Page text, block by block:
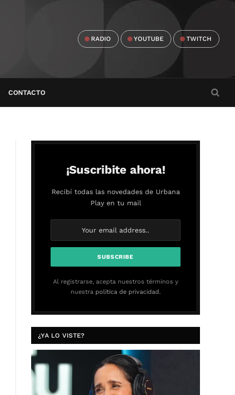
RADIO YOUTUBE TWITCH
CONTACTO
¡Suscribite ahora!
Recibí todas las novedades de Urbana
Play en tu mail
Al registrarse, acepta nuestros términos y
nuestra política de privacidad.
¿YA LO VISTE?